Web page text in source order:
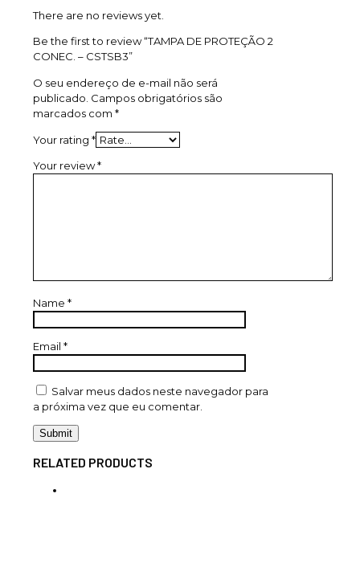
There are no reviews yet.
Be the first to review “TAMPA DE PROTEÇÃO 2
CONEC. – CSTSB3”
O seu endereço de e-mail não será
publicado. Campos obrigatórios são
marcados com *
Your rating *
Your review*
Name *
Email *
Salvar meus dados neste navegador para
a próxima vez que eu comentar.
RELATED PRODUCTS